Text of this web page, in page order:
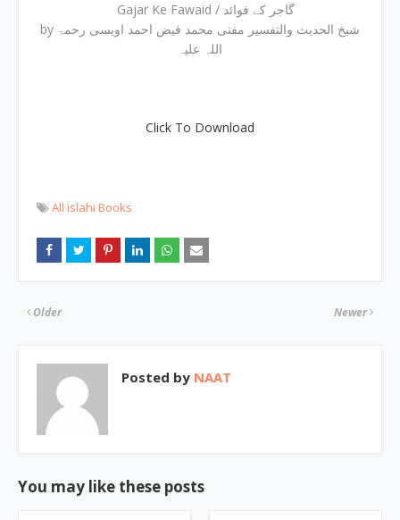
Gajar Ke Fawaid / گاجر کے فوائد
by شیخ الحدیث والتفسیر مفتی محمد فیض احمد اویسی رحمۃ
اللہ علیہ
Click To Download
All islahi Books
Newer
Older
Posted by NAAT
You may like these posts